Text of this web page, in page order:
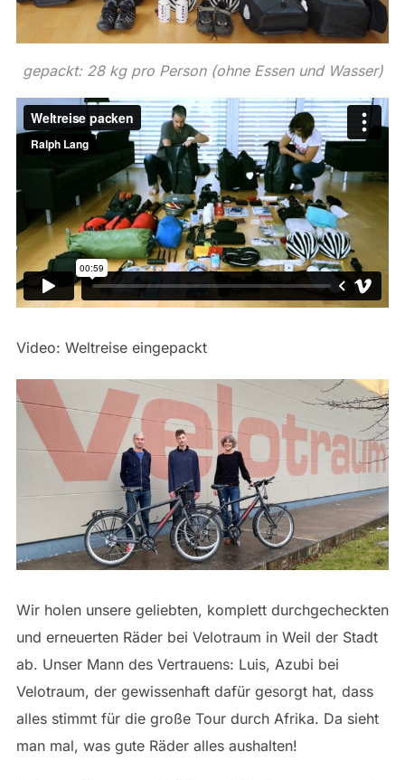
gepackt: 28 kg pro Person (ohne Essen und Wasser)
Video: Weltreise eingepackt
Wir holen unsere geliebten, komplett durchgecheckten
und erneuerten Räder bei Velotraum in Weil der Stadt
ab. Unser Mann des Vertrauens: Luis, Azubi bei
Velotraum, der gewissenhaft dafür gesorgt hat, dass
alles stimmt für die große Tour durch Afrika. Da sieht
man mal, was gute Räder alles aushalten!